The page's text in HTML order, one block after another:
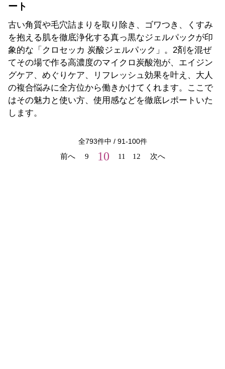
ート
古い角質や毛穴詰まりを取り除き、ゴワつき、くすみ
を抱える肌を徹底浄化する真っ黒なジェルパックが印
象的な「クロセッカ 炭酸ジェルパック」。2剤を混ぜ
てその場で作る高濃度のマイクロ炭酸泡が、エイジン
グケア、めぐりケア、リフレッシュ効果を叶え、大人
の複合悩みに全方位から働きかけてくれます。ここで
はその魅力と使い方、使用感などを徹底レポートいた
します。
全793件中 / 91-100件
前へ
9 10 11 12 次へ